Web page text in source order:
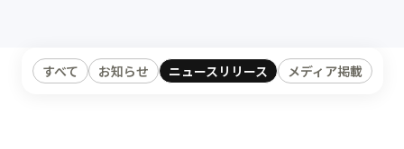
すべて お知らせ ニュースリリース メディア掲載